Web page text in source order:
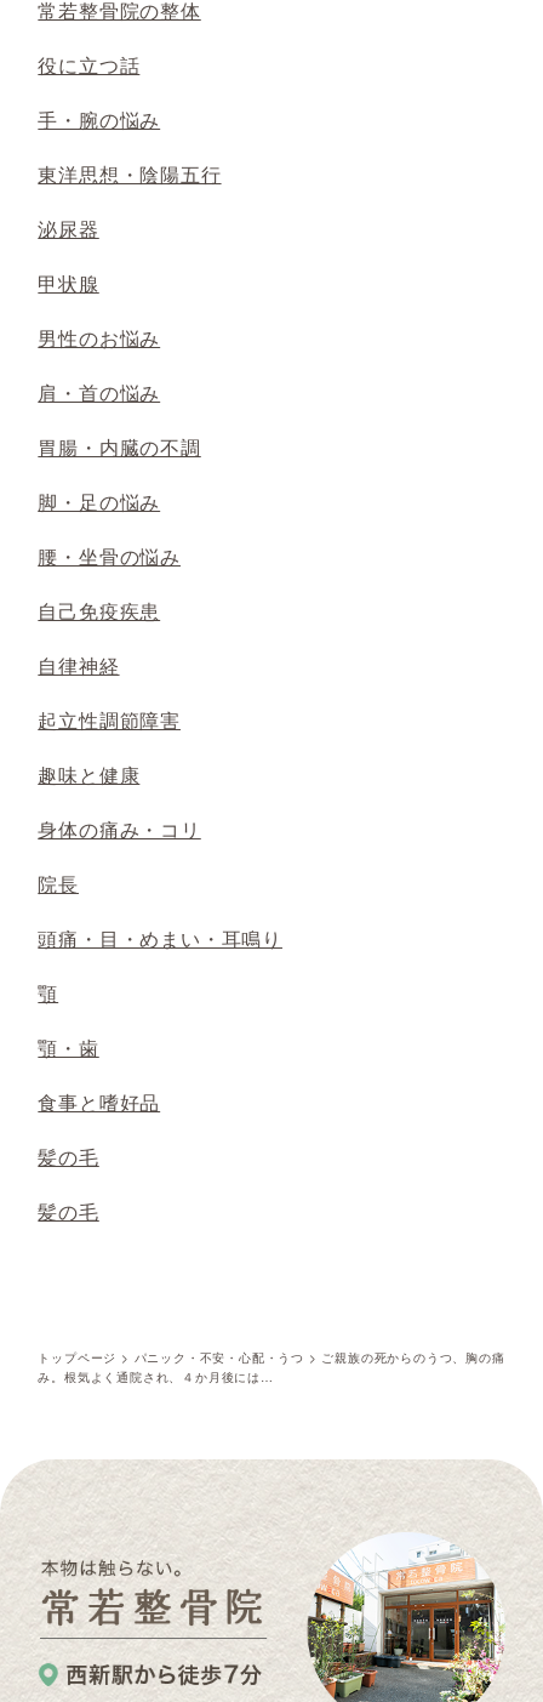
常若整骨院の整体
役に立つ話
手・腕の悩み
東洋思想・陰陽五行
泌尿器
甲状腺
男性のお悩み
肩・首の悩み
胃腸・内臓の不調
脚・足の悩み
腰・坐骨の悩み
自己免疫疾患
自律神経
起立性調節障害
趣味と健康
身体の痛み・コリ
院長
頭痛・目・めまい・耳鳴り
顎
顎・歯
食事と嗜好品
髪の毛
髪の毛
トップページ > パニック・不安・心配・うつ > ご親族の死からのうつ、胸の痛
み。根気よく通院され、４か月後には…